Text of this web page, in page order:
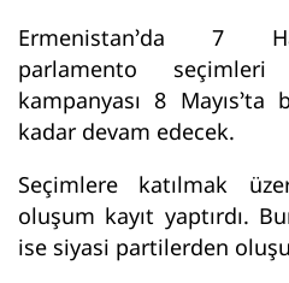
Ermenistan’da 7
parlamento
kampanyası 8 Mayıs’ta
kadar devam edecek.
Seçimlere katılmak
oluşum kayıt yaptırdı.
ise siyasi partilerden